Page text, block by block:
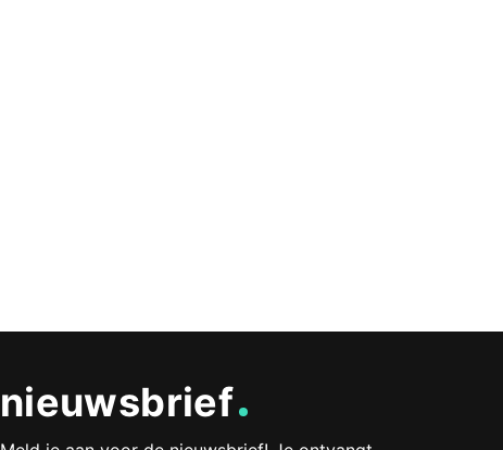
nieuwsbrief